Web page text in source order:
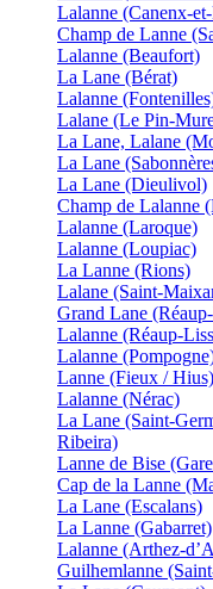
Lalanne (Canenx-
Champ de Lanne
Lalanne (Beaufort)
La Lane (Bérat)
Lalanne
Lalane (Le Pin-
La Lane, Lalane
La Lane
La Lane (Dieulivol)
Champ de Lalanne
Lalanne (Laroque)
Lalanne (Loupiac)
La Lanne (Rions)
Lalane (Saint-
Grand Lane
Lalanne (Réaup-
Lalanne
Lanne (Fieux / Hius)
Lalanne (Nérac)
La Lane (Saint-
Ribeira)
Lanne de Bise
Cap de la Lanne
La Lane (Escalans)
La Lanne (Gabarret)
Lalanne (Arthez-
Guilhemlanne